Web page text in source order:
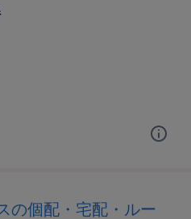
の個配・宅配・ルー